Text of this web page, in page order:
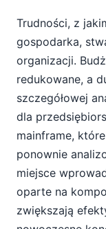
Trudności, z
gospodarka,
organizacji.
redukowane, a
szczegółowej
dla
mainframe,
ponownie
miejsce
oparte na
zwiększają